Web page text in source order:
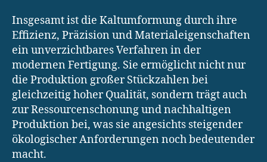
Insgesamt ist die Kaltumformung durch ihre
Effizienz, Präzision und Materialeigenschaften
ein unverzichtbares Verfahren in der
modernen Fertigung. Sie ermöglicht nicht nur
die Produktion großer Stückzahlen bei
gleichzeitig hoher Qualität, sondern trägt auch
zur Ressourcenschonung und nachhaltigen
Produktion bei, was sie angesichts steigender
ökologischer Anforderungen noch bedeutender
macht.